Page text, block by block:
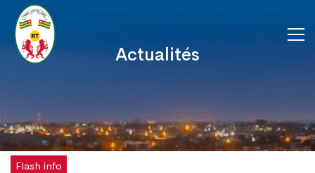
Actualités
Flash info